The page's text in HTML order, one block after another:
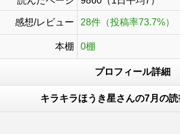
感想/レビュー 28件（投稿率73.7%）
本棚 0棚
プロフィール詳細
キラキラほうき星さんの7月の